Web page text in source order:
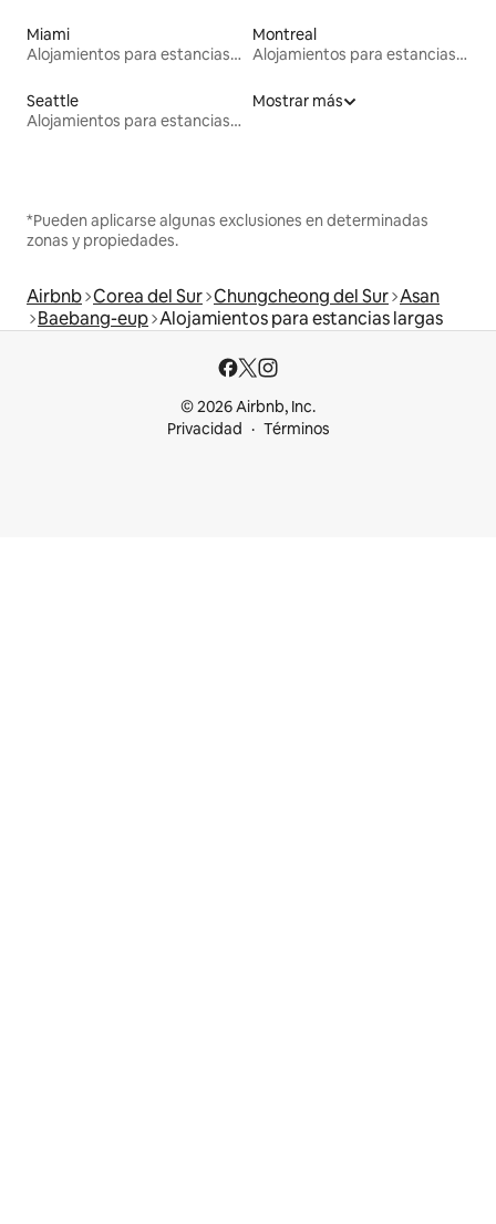
Miami
Alojamientos para estancias largas
Montreal
Alojamientos para estancias largas
Seattle
Alojamientos para estancias largas
Mostrar más
*Pueden aplicarse algunas exclusiones en determinadas
zonas y propiedades.
Airbnb Corea del Sur Chungcheong del Sur Asan
Baebang-eup Alojamientos para estancias largas
© 2026 Airbnb, Inc.
Privacidad
Términos